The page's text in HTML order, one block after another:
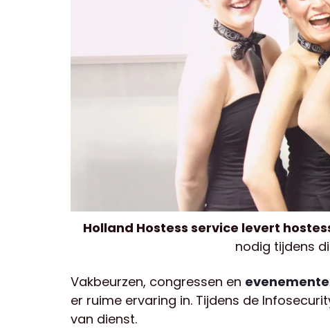
Holland Hostess service levert
nodig tijdens
Vakbeurzen, congressen en
er ruime ervaring in. Tijdens de
van dienst.